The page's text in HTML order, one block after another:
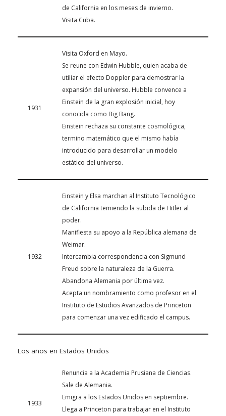
de California en los meses de invierno.
Visita Cuba.
1931
Visita Oxford en Mayo.
Se reune con Edwin Hubble, quien acaba de
utiliar el efecto Doppler para demostrar la
expansión del universo. Hubble convence a
Einstein de la gran explosión inicial, hoy
conocida como Big Bang.
Einstein rechaza su constante cosmológica,
termino matemático que el mismo había
introducido para desarrollar un modelo
estático del universo.
1932
Einstein y Elsa marchan al Instituto Tecnológico
de California temiendo la subida de Hitler al
poder.
Manifiesta su apoyo a la República alemana de
Weimar.
Intercambia correspondencia con Sigmund
Freud sobre la naturaleza de la Guerra.
Abandona Alemania por última vez.
Acepta un nombramiento como profesor en el
Instituto de Estudios Avanzados de Princeton
para comenzar una vez edificado el campus.
Los años en Estados Unidos
1933
Renuncia a la Academia Prusiana de Ciencias.
Sale de Alemania.
Emigra a los Estados Unidos en septiembre.
Llega a Princeton para trabajar en el Instituto